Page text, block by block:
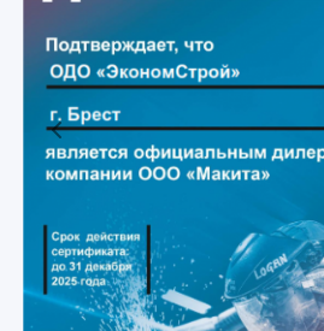
Previous